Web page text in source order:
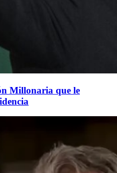
Millonaria que le